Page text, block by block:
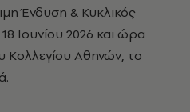
Ένδυση & Κυκλικός
Ιουνίου 2026 και ώρα
Κολλεγίου Αθηνών, το